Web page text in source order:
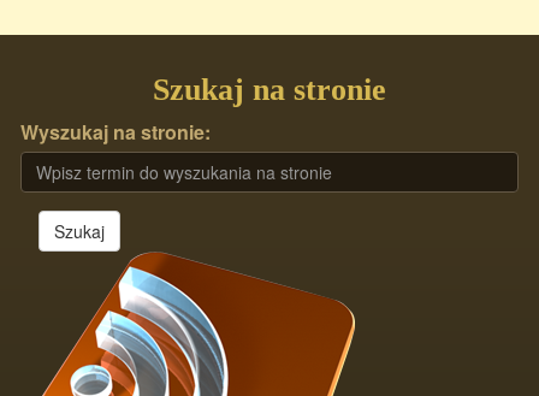
Szukaj na stronie
Wyszukaj na stronie:
Szukaj